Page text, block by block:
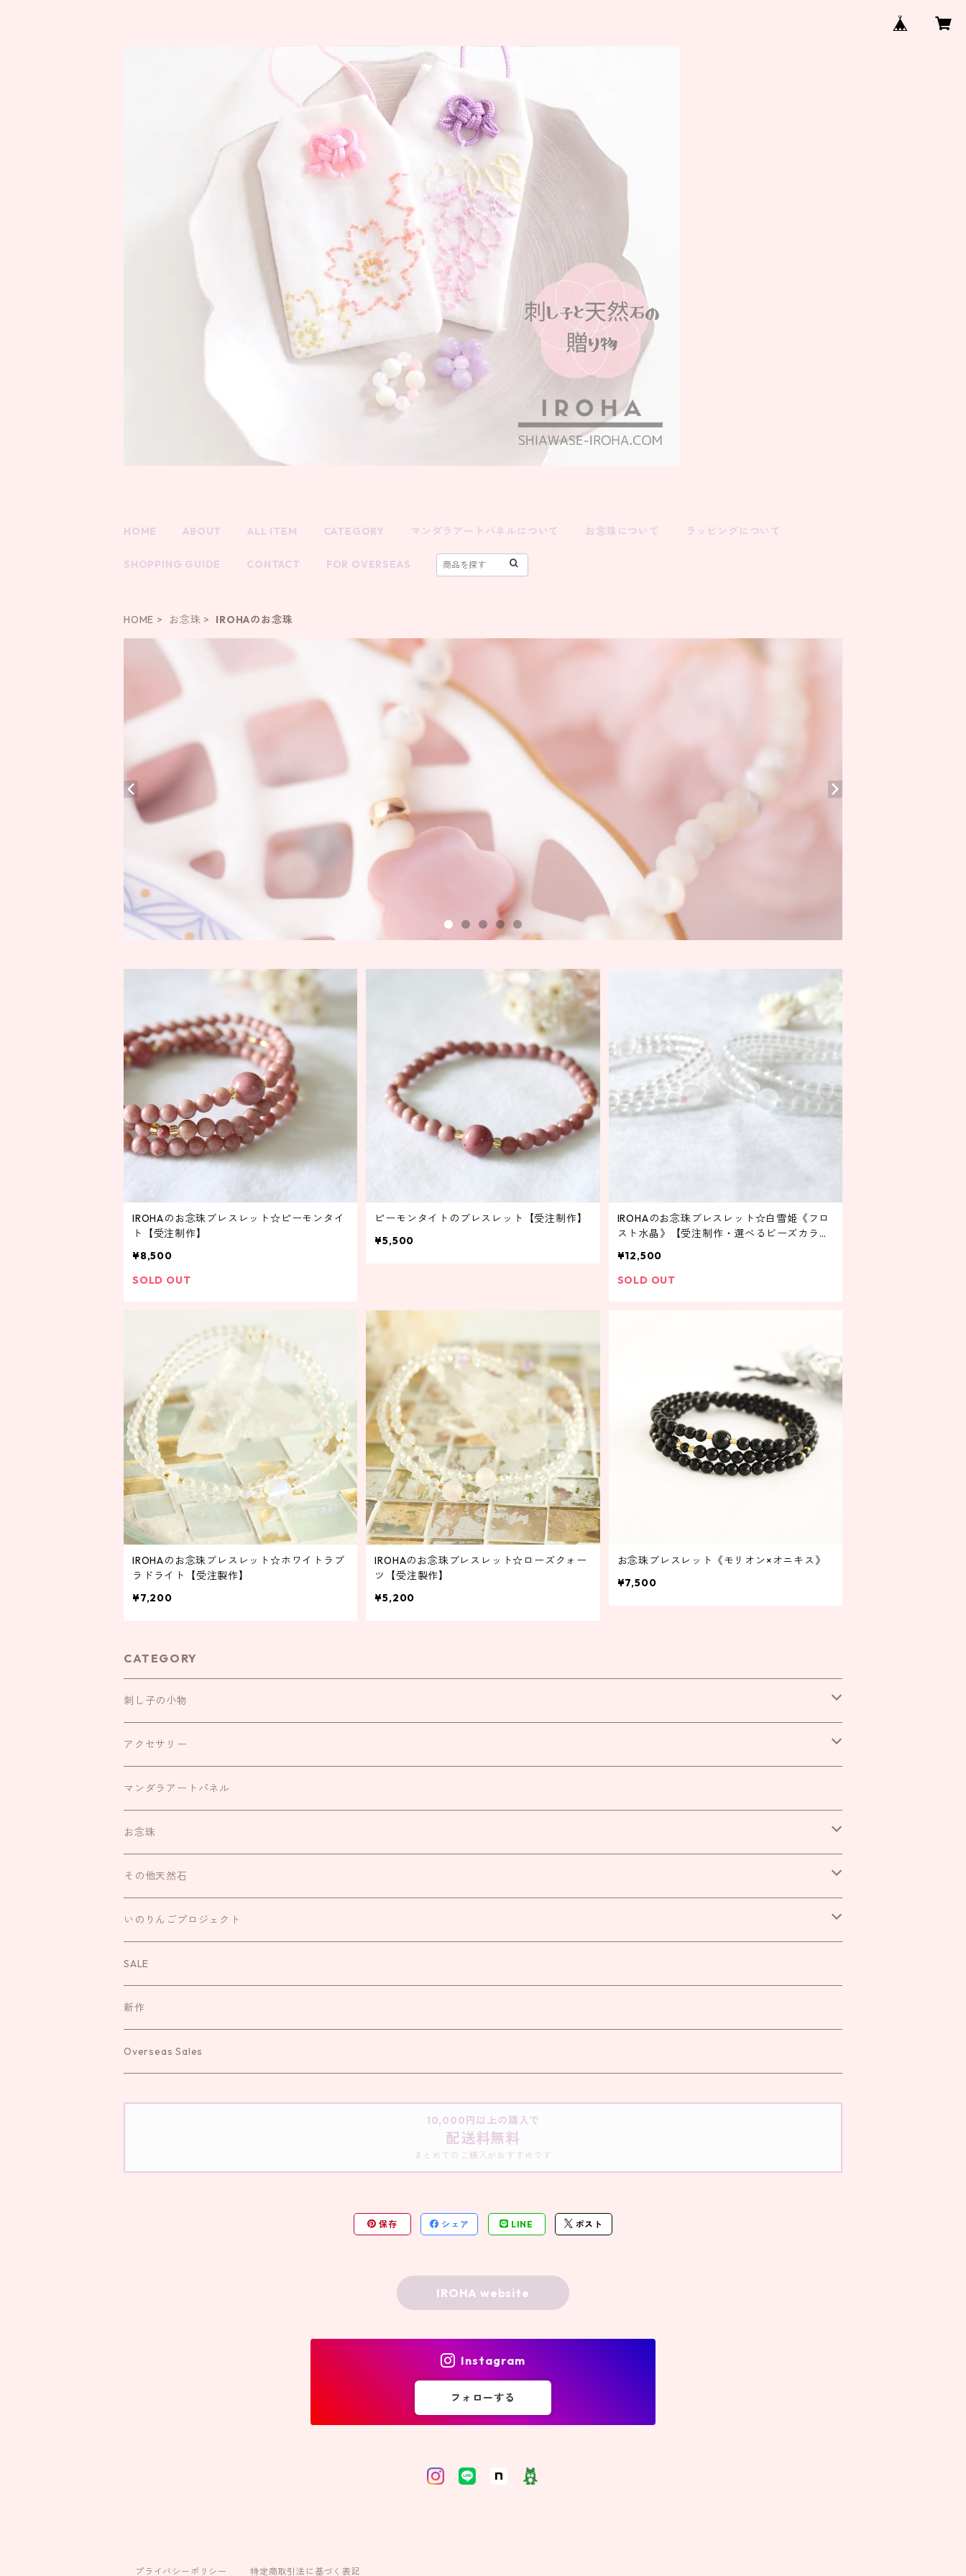
HOME ABOUT ALL ITEM CATEGORY マンダラアートパネルについて お念珠について ラッピングについて
SHOPPING GUIDE CONTACT FOR OVERSEAS
HOME お念珠 IROHAのお念珠
IROHAのお念珠ブレスレット☆ピーモンタイ
ト【受注制作】
¥8,500
SOLD OUT
ピーモンタイトのブレスレット【受注制作】
¥5,500
IROHAのお念珠ブレスレット☆白雪姫《フロ
スト水晶》【受注制作・選べるビーズカラー
¥12,500
SOLD OUT
IROHAのお念珠ブレスレット☆ホワイトラブ
ラドライト【受注製作】
¥7,200
IROHAのお念珠ブレスレット☆ローズクォー
ツ【受注製作】
¥5,200
お念珠ブレスレット《モリオン×オニキス》
¥7,500
CATEGORY
刺し子の小物
お守り袋
お財布袋
がま口
巾着
キーリング
袱紗
アクセサリー
耳飾り
ネックレス
リング
ブレスレット
マンダラアートパネル
お念珠
IROHAのお念珠
いのりんごプロジェクト
お直し
その他天然石
さざれ
お守り
いのりんごプロジェクト
お念珠
SALE
新作
Overseas Sales
10,000円以上の購入で
配送料無料
まとめてのご購入がおすすめです
保存 シェア LINE ポスト
IROHA website
Instagram
フォローする
プライバシーポリシー 特定商取引法に基づく表記